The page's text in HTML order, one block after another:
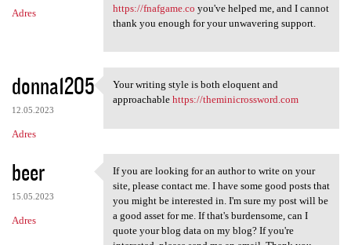
Adres
https://fnafgame.co you've helped me, and I cannot
thank you enough for your unwavering support.
donna1205
12.05.2023
Adres
Your writing style is both
Your writing style is both eloquent and
approachable https://theminicrossword.com
beer
15.05.2023
Adres
If you are looking for an
If you are looking for an author to write on your
site, please contact me. I have some good posts that
you might be interested in. I'm sure my post will be
a good asset for me. If that's burdensome, can I
quote your blog data on my blog? If you're